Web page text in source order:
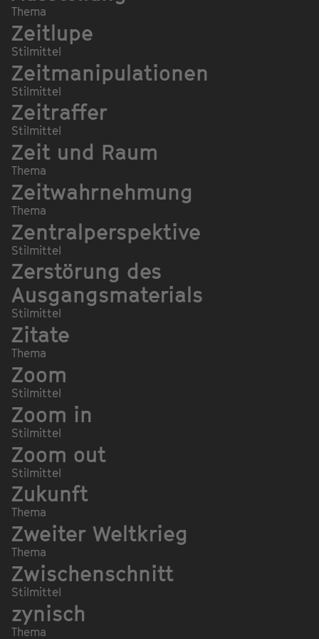
Thema
Zeitlupe
Stilmittel
Zeitmanipulationen
Stilmittel
Zeitraffer
Stilmittel
Zeit und Raum
Thema
Zeitwahrnehmung
Thema
Zentralperspektive
Stilmittel
Zerstörung des
Ausgangsmaterials
Stilmittel
Zitate
Thema
Zoom
Stilmittel
Zoom in
Stilmittel
Zoom out
Stilmittel
Zukunft
Thema
Zweiter Weltkrieg
Thema
Zwischenschnitt
Stilmittel
zynisch
Thema